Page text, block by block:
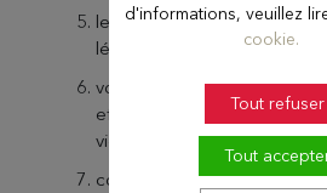
les données personnelles
légalement ; ou
vos données personnelles
effacées afin de respecter
vigueur.
conformément à la
d'informations, veuillez
cookie.
Tout refuser
Tout